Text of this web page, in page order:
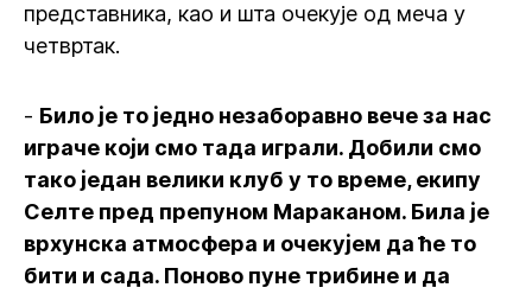
представника, као и шта очекује од меча у
четвртак.
- Било је то једно незаборавно вече за нас
играче који смо тада играли. Добили смо
тако један велики клуб у то време, екипу
Селте пред препуном Мараканом. Била је
врхунска атмосфера и очекујем да ће то
бити и сада. Поново пуне трибине и да